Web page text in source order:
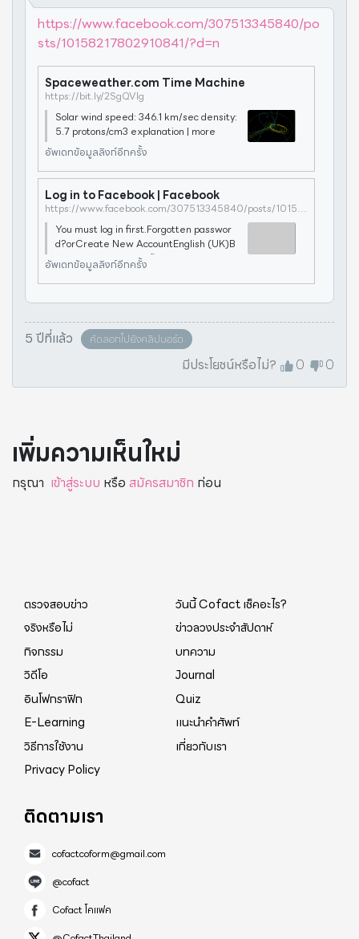
https://www.facebook.com/307513345840/po
sts/10158217802910841/?d=n
Spaceweather.com Time Machine
https://bit.ly/2SgQVIg
Solar wind speed: 346.1 km/sec density:
5.7 protons/cm3 explanation | more
อัพเดทข้อมูลลิงก์อีกครั้ง
Log in to Facebook | Facebook
https://www.facebook.com/307513345840/posts/10158217802910841/?d=n
You must log in first.Forgotten passwor
d?orCreate New AccountEnglish (UK)B
ahasa IndonesiaEspañolFrançais (Franc
e)中文(简体)日本語Português (Brasil)Fac
ebook Inc.
อัพเดทข้อมูลลิงก์อีกครั้ง
5 ปีที่แล้ว คัดลอกไปยังคลิปบอร์ด
มีประโยชน์หรือไม่? 0 0
เพิ่มความเห็นใหม่
กรุณา เข้าสู่ระบบ หรือ สมัครสมาชิก ก่อน
ตรวจสอบข่าว
วันนี้ Cofact เช็คอะไร?
จริงหรือไม่
ข่าวลวงประจำสัปดาห์
กิจกรรม
บทความ
วิดีโอ
Journal
อินโฟกราฟิก
Quiz
E-Learning
แนะนำคำศัพท์
วิธีการใช้งาน
เกี่ยวกับเรา
Privacy Policy
ติดตามเรา
cofactcoform@gmail.com
@cofact
Cofact โคแฟค